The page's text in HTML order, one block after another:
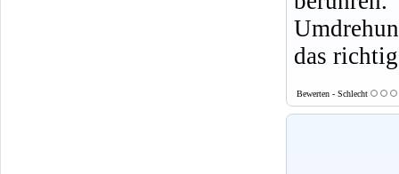
das
Bewerten - Schlecht